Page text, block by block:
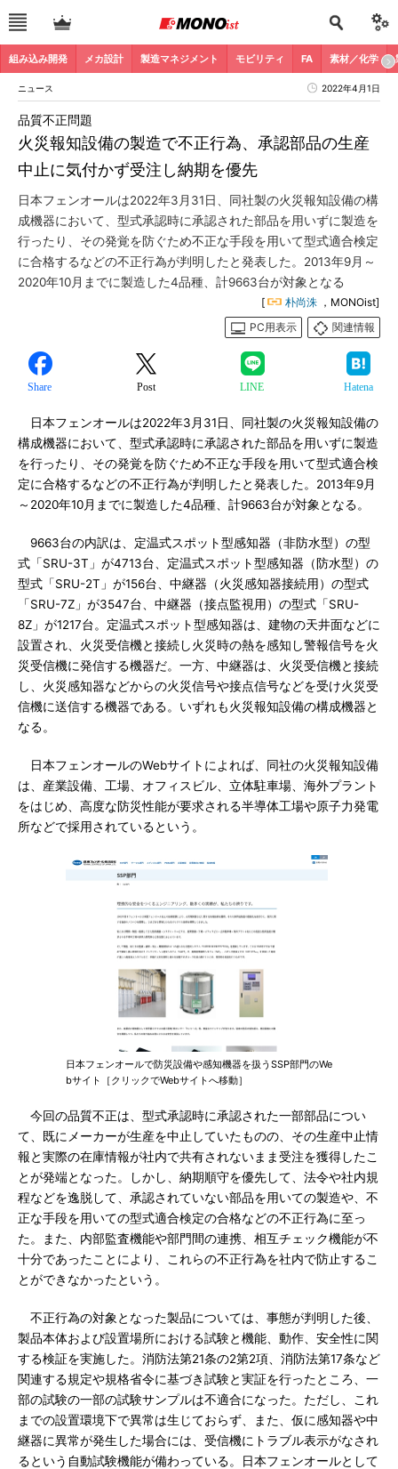
組み込み開発 メカ設計 製造マネジメント モビリティ FA 素材／化学
ニュース 2022年4月1日
火災報知設備の製造で不正行為、承認部品の生産
中止に気付かず受注し納期を優先
品質不正問題
日本フェンオールは2022年3月31日、同社製の火災報知設備の構
成機器において、型式承認時に承認された部品を用いずに製造を
行ったり、その発覚を防ぐため不正な手段を用いて型式適合検定
に合格するなどの不正行為が判明したと発表した。2013年9月～
2020年10月までに製造した4品種、計9663台が対象となる
[ 朴尚洙 ，MONOist]
PC用表示
関連情報
Share Post LINE Hatena
日本フェンオールは2022年3月31日、同社製の火災報知設備の
構成機器において、型式承認時に承認された部品を用いずに製造
を行ったり、その発覚を防ぐため不正な手段を用いて型式適合検
定に合格するなどの不正行為が判明したと発表した。2013年9月
～2020年10月までに製造した4品種、計9663台が対象となる。
9663台の内訳は、定温式スポット型感知器（非防水型）の型
式「SRU-3T」が4713台、定温式スポット型感知器（防水型）の
型式「SRU-2T」が156台、中継器（火災感知器接続用）の型式
「SRU-7Z」が3547台、中継器（接点監視用）の型式「SRU-
8Z」が1217台。定温式スポット型感知器は、建物の天井面などに
設置され、火災受信機と接続し火災時の熱を感知し警報信号を火
災受信機に発信する機器だ。一方、中継器は、火災受信機と接続
し、火災感知器などからの火災信号や接点信号などを受け火災受
信機に送信する機器である。いずれも火災報知設備の構成機器と
なる。
日本フェンオールのWebサイトによれば、同社の火災報知設備
は、産業設備、工場、オフィスビル、立体駐車場、海外プラント
をはじめ、高度な防災性能が要求される半導体工場や原子力発電
所などで採用されているという。
日本フェンオールで防災設備や感知機器を扱うSSP部門のWe
bサイト［クリックでWebサイトへ移動］
今回の品質不正は、型式承認時に承認された一部部品につい
て、既にメーカーが生産を中止していたものの、その生産中止情
報と実際の在庫情報が社内で共有されないまま受注を獲得したこ
とが発端となった。しかし、納期順守を優先して、法令や社内規
程などを逸脱して、承認されていない部品を用いての製造や、不
正な手段を用いての型式適合検定の合格などの不正行為に至っ
た。また、内部監査機能や部門間の連携、相互チェック機能が不
十分であったことにより、これらの不正行為を社内で防止するこ
とができなかったという。
不正行為の対象となった製品については、事態が判明した後、
製品本体および設置場所における試験と機能、動作、安全性に関
する検証を実施した。消防法第21条の2第2項、消防法第17条など
関連する規定や規格省令に基づき試験と実証を行ったところ、一
部の試験の一部の試験サンプルは不適合になった。ただし、これ
までの設置環境下で異常は生じておらず、また、仮に感知器や中
継器に異常が発生した場合には、受信機にトラブル表示がなされ
るという自動試験機能が備わっている。日本フェンオールとして